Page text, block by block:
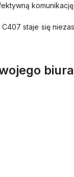
staje się
biura